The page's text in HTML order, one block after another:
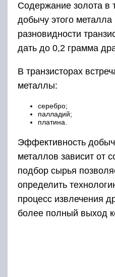
Содержание золота в
добычу этого
разновидности
дать до 0,2 грамма
В транзисторах
металлы:
серебро;
палладий;
платина.
Эффективность
металлов зависит от
подбор сырья
определить
процесс извлечения
более полный выход